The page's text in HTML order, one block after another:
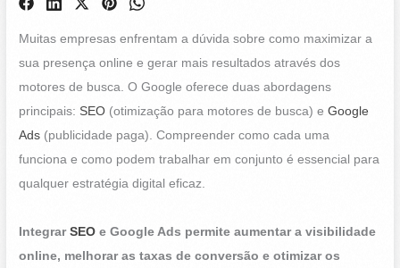
Muitas empresas enfrentam a dúvida sobre como maximizar a
sua presença online e gerar mais resultados através dos
motores de busca. O Google oferece duas abordagens
principais:SEO (otimização para motores de busca) eGoogle
Ads (publicidade paga). Compreender como cada uma
funciona e como podem trabalhar em conjunto é essencial para
qualquer estratégia digital eficaz.
IntegrarSEO e Google Ads permite aumentar a visibilidade
online, melhorar as taxas de conversão e otimizar os